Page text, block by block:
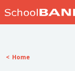
Home